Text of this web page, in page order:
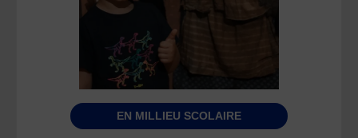
EN MILLIEU SCOLAIRE